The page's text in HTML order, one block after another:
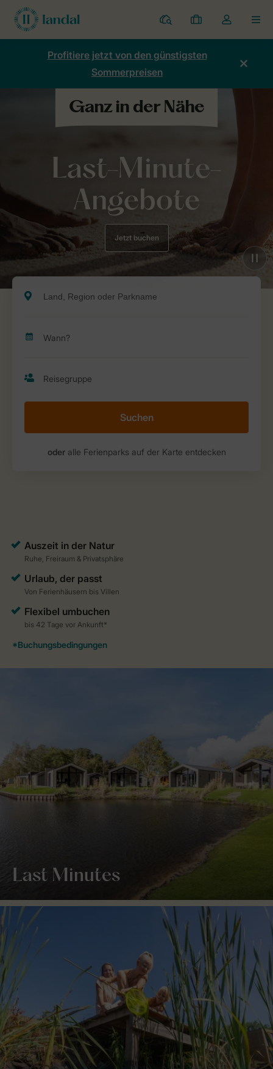
Ferienparks
Meine
Buchungen
Dropdown-
Menü
Kontos
Profitiere jetzt von den günstigsten
Sommerpreisen
Last-Minute-
Angebote
Jetzt buchen
Suchen
oderalle Ferienparks auf der Karte entdecken
Last Minutes